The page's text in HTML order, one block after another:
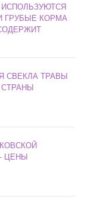
ГРУБЫЕ КОРМА
СВЕКЛА ТРАВЫ
ЦЕНЫ